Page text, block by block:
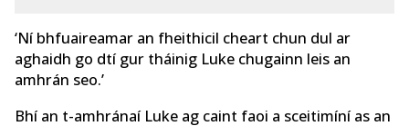
‘Ní bhfuaireamar an fheithicil cheart chun dul ar
aghaidh go dtí gur tháinig Luke chugainn leis an
amhrán seo.’
Bhí an t-amhránaí Luke ag caint faoi a sceitimíní as an